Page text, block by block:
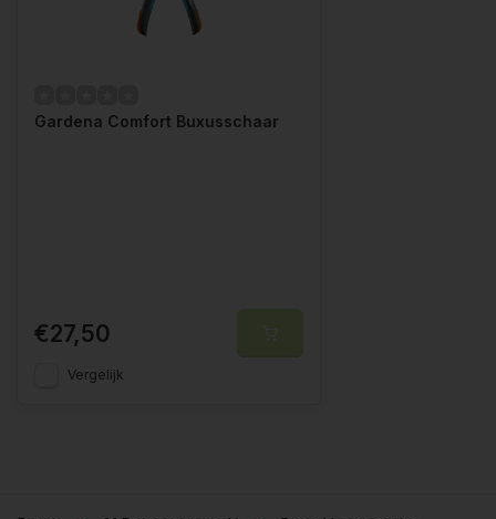
Gardena Comfort Buxusschaar
€27,50
Vergelijk